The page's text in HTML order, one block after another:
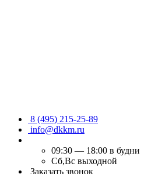
8 (495) 215-25-89
info@dkkm.ru
09:30 — 18:00 в будни
Сб,Вс выходной
Заказать звонок